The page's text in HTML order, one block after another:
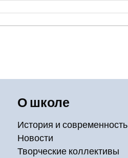
О школе
История и современность
Новости
Творческие коллективы